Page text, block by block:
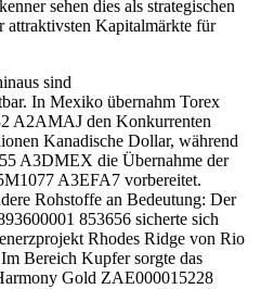
sehen dies als strategischen
attraktivsten Kapitalmärkte für
sind
In Mexiko übernahm Torex
A2AMAJ den Konkurrenten
Kanadische Dollar, während
A3DMEX die Übernahme der
A3EFA7 vorbereitet.
Rohstoffe an Bedeutung: Der
853656 sicherte sich
Rhodes Ridge von Rio
Bereich Kupfer sorgte das
Gold ZAE000015228